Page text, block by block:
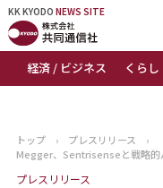
KK KYODO NEWS SITE
経済 / ビジネス くらし
KK KYODONEWS SITE
トップページ
ニュース
トップ › プレスリリース
›
Megger、Sentrisenseと戦略的
プレスリリース